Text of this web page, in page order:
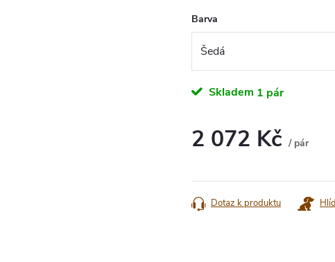
Barva
Skladem 1 pár
2 072 Kč / pár
Dotaz k produktu